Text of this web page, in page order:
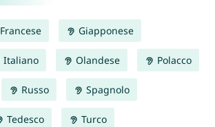
Francese Giapponese
Italiano Olandese Polacco
Russo Spagnolo
Tedesco Turco